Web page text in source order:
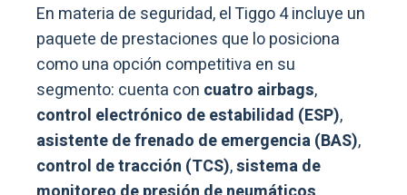
En materia de seguridad, el Tiggo 4 incluye un
paquete de prestaciones que lo posiciona
como una opción competitiva en su
segmento: cuenta con cuatro airbags,
control electrónico de estabilidad (ESP),
asistente de frenado de emergencia (BAS),
control de tracción (TCS),sistema de